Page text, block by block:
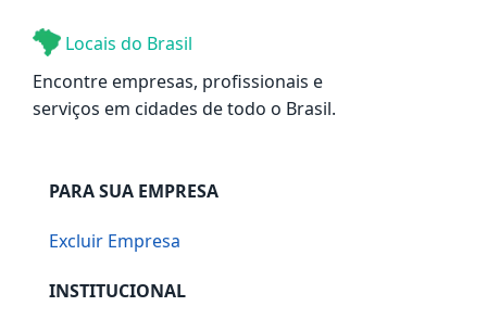
Locais do Brasil
Encontre empresas, profissionais e
serviços em cidades de todo o Brasil.
PARA SUA EMPRESA
Excluir Empresa
INSTITUCIONAL